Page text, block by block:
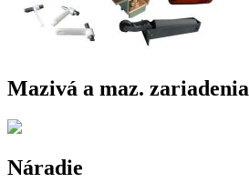
Mazivá a maz. zariadenia
Náradie